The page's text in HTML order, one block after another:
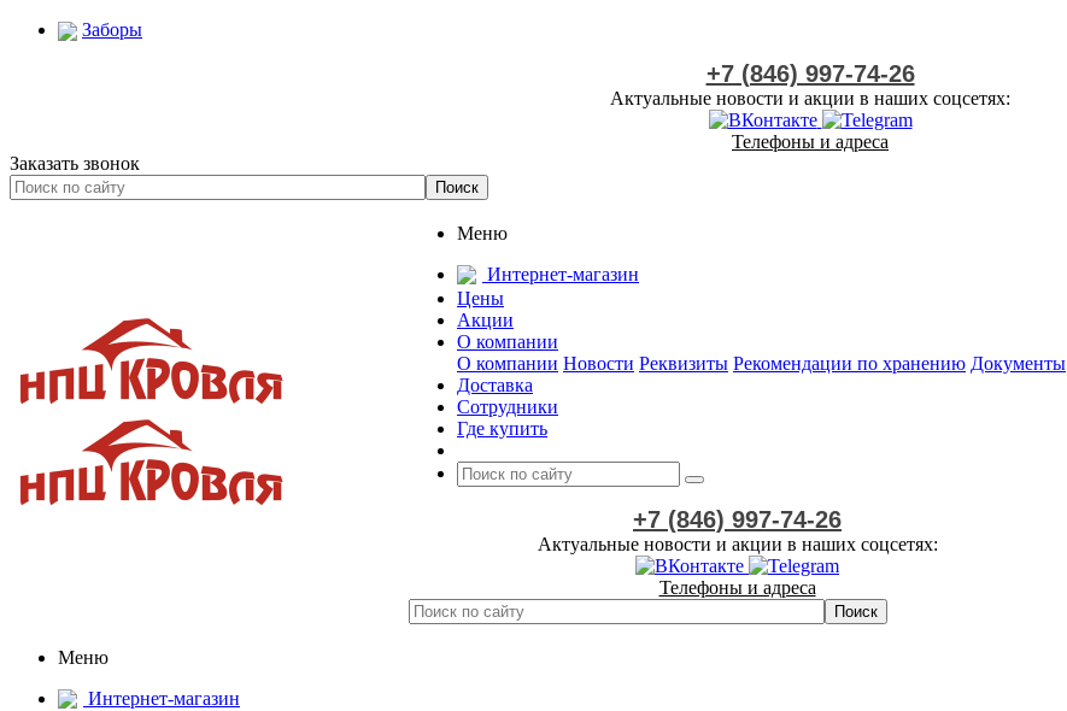
Заборы
+7 (846) 997-74-26
Актуальные новости и акции в наших соцсетях:
Телефоны и адреса
Заказать звонок
Меню
Интернет-магазин
Цены
Акции
О компании
О компании Новости Реквизиты Рекомендации по хранению Документы
Доставка
Сотрудники
Где купить
+7 (846) 997-74-26
Актуальные новости и акции в наших соцсетях:
Телефоны и адреса
Меню
Интернет-магазин